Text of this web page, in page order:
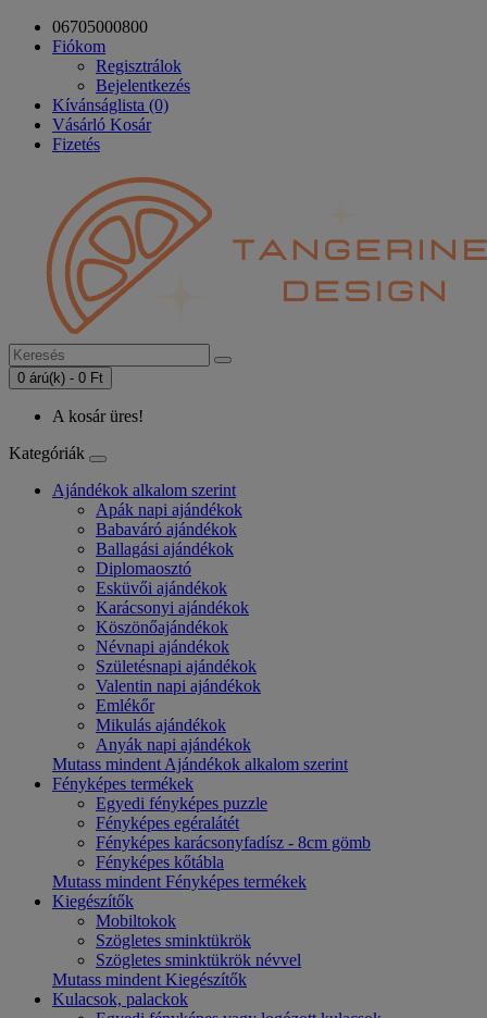
06705000800
Fiókom
Regisztrálok
Bejelentkezés
Kívánságlista (0)
Vásárló Kosár
Fizetés
0 árú(k) - 0 Ft
A kosár üres!
Kategóriák
Ajándékok alkalom szerint
Apák napi ajándékok
Babaváró ajándékok
Ballagási ajándékok
Diplomaosztó
Esküvői ajándékok
Karácsonyi ajándékok
Köszönőajándékok
Névnapi ajándékok
Születésnapi ajándékok
Valentin napi ajándékok
Emlékőr
Mikulás ajándékok
Anyák napi ajándékok
Mutass mindent Ajándékok alkalom szerint
Fényképes termékek
Egyedi fényképes puzzle
Fényképes egéralátét
Fényképes karácsonyfadísz - 8cm gömb
Fényképes kőtábla
Mutass mindent Fényképes termékek
Kiegészítők
Mobiltokok
Szögletes sminktükrök
Szögletes sminktükrök névvel
Mutass mindent Kiegészítők
Kulacsok, palackok